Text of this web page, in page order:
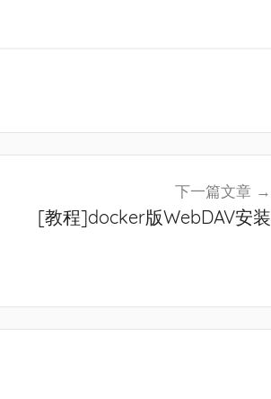
下一篇文章
[教程]docker版WebDAV安装